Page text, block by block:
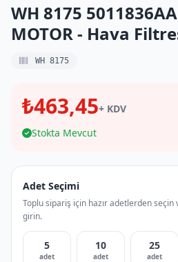
WH 8175
MOTOR - Hava
WH 8175
₺463,45+ KDV
Stokta Mevcut
Adet Seçimi
Toplu sipariş için hazır adetlerden seçin
girin.
5
adet
10
adet
25
adet